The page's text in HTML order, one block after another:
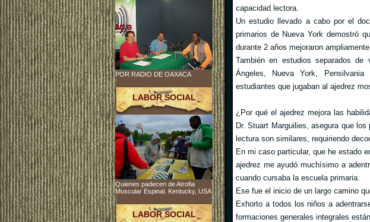
capacidad lectora.
Un estudio llevado a cabo por el
primarios de Nueva York demostró
durante 2 años mejoraron
También en estudios separados
Ángeles, Nueva York,
estudiantes que jugaban al ajedrez
¿Por qué el ajedrez mejora las
Dr. Stuart Marguilies, asegura que
lectura son similares, requiriendo
En mi caso particular, que he estado
ajedrez me ayudó muchísimo a
cuando cursaba la escuela primaria.
Ese fue el inicio de un largo camino
Exhorto a todos los niños a
formaciones generales integrales
POR RADIO DE OAXACA
LABOR SOCIAL
Quienes padecen de Atrofia
Muscular Espinal. Kentucky, USA
LABOR SOCIAL